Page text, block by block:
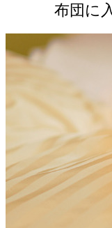
布団に